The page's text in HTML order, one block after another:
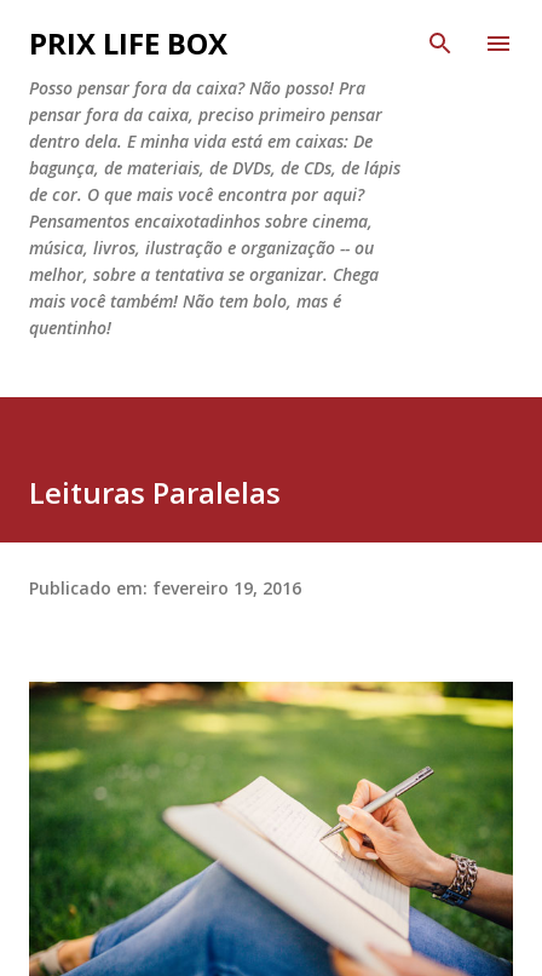
Pular para o conteúdo principal
PRIX LIFE BOX
Posso pensar fora da caixa? Não posso! Pra
pensar fora da caixa, preciso primeiro pensar
dentro dela. E minha vida está em caixas: De
bagunça, de materiais, de DVDs, de CDs, de lápis
de cor. O que mais você encontra por aqui?
Pensamentos encaixotadinhos sobre cinema,
música, livros, ilustração e organização -- ou
melhor, sobre a tentativa se organizar. Chega
mais você também! Não tem bolo, mas é
quentinho!
Leituras Paralelas
Publicado em: fevereiro 19, 2016